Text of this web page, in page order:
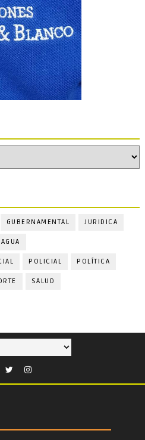
GUBERNAMENTAL JURIDICA
POLICIAL POLÍTICA
SALUD